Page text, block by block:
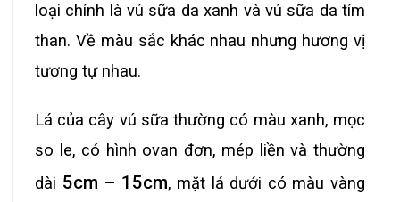
loại chính là vú sữa da xanh và vú sữa da tím
than. Về màu sắc khác nhau nhưng hương vị
tương tự nhau.
Lá của cây vú sữa thường có màu xanh, mọc
so le, có hình ovan đơn, mép liền và thường
dài 5cm – 15cm, mặt lá dưới có màu vàng